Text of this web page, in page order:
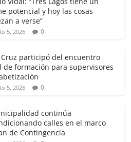
potencial y hoy las cosas
a verse”
5, 2026 0
Cruz participó del encuentro
de formación para supervisores
5, 2026 0
continúa
calles en el marco
de Contingencia